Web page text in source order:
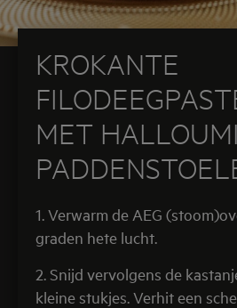
KROKANTE
MET
1. Verwarm de AEG
graden hete lucht.
2. Snijd vervolgens de
kleine stukjes. Verhit een